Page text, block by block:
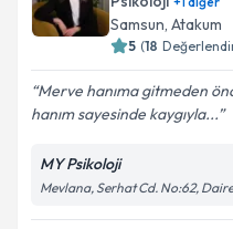
Samsun, Atakum
5 (18
Merve hanıma gitmeden
hanım sayesinde kaygıyla...
MY Psikoloji
Mevlana, Serhat Cd. No:62,